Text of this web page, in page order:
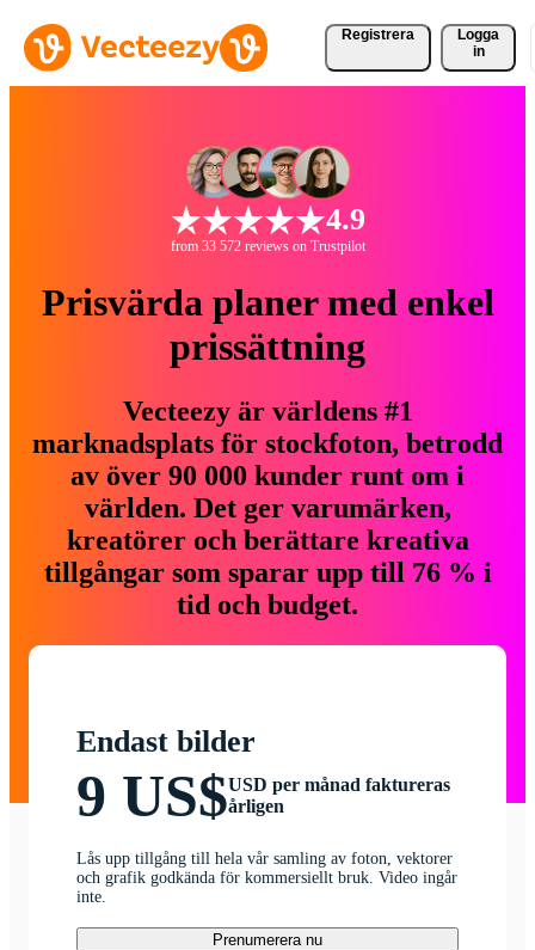
Registrera
Logga
in
4.9
from 33 572 reviews on Trustpilot
Prisvärda planer med enkel
prissättning
Vecteezy är världens #1
marknadsplats för stockfoton, betrodd
av över 90 000 kunder runt om i
världen. Det ger varumärken,
kreatörer och berättare kreativa
tillgångar som sparar upp till 76 % i
tid och budget.
Endast bilder
9 US$USD per månad faktureras
årligen
Lås upp tillgång till hela vår samling av foton, vektorer
och grafik godkända för kommersiellt bruk. Video ingår
inte.
Prenumerera nu